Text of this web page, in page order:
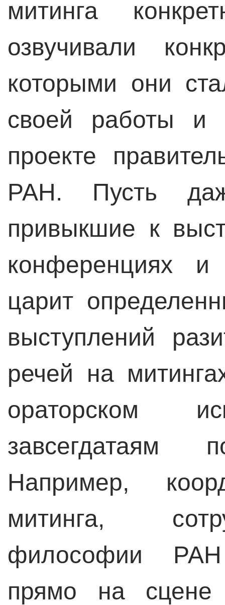
митинга
озвучивали
которыми они
своей работы и
проекте
РАН. Пусть
привыкшие к
конференциях и
царит
выступлений
речей на
ораторском
завсегдатаям
Например,
митинга,
философии
прямо на сцене